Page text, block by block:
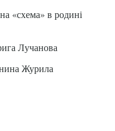
«схема» в родині
Лучанова
Журила